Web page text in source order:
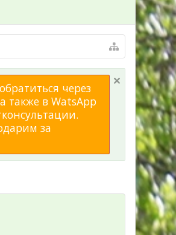
через
также в WatsApp
за